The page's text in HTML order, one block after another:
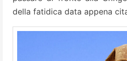
della fatidica data appena